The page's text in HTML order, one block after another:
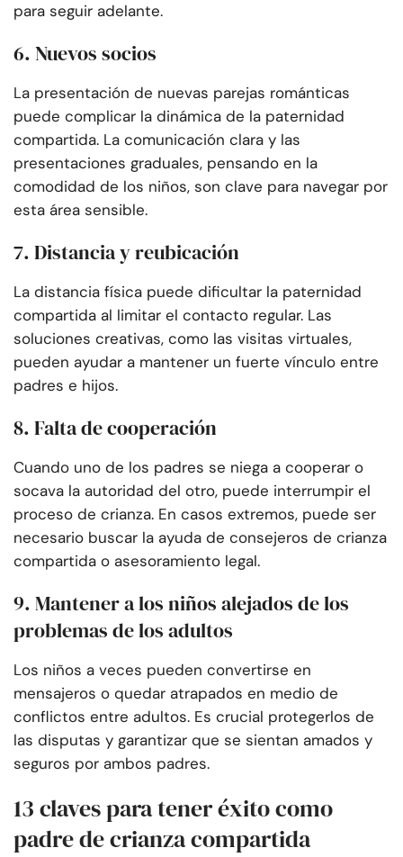
para seguir adelante.
6. Nuevos socios
La presentación de nuevas parejas románticas
puede complicar la dinámica de la paternidad
compartida. La comunicación clara y las
presentaciones graduales, pensando en la
comodidad de los niños, son clave para navegar por
esta área sensible.
7. Distancia y reubicación
La distancia física puede dificultar la paternidad
compartida al limitar el contacto regular. Las
soluciones creativas, como las visitas virtuales,
pueden ayudar a mantener un fuerte vínculo entre
padres e hijos.
8. Falta de cooperación
Cuando uno de los padres se niega a cooperar o
socava la autoridad del otro, puede interrumpir el
proceso de crianza. En casos extremos, puede ser
necesario buscar la ayuda de consejeros de crianza
compartida o asesoramiento legal.
9. Mantener a los niños alejados de los
problemas de los adultos
Los niños a veces pueden convertirse en
mensajeros o quedar atrapados en medio de
conflictos entre adultos. Es crucial protegerlos de
las disputas y garantizar que se sientan amados y
seguros por ambos padres.
13 claves para tener éxito como
padre de crianza compartida